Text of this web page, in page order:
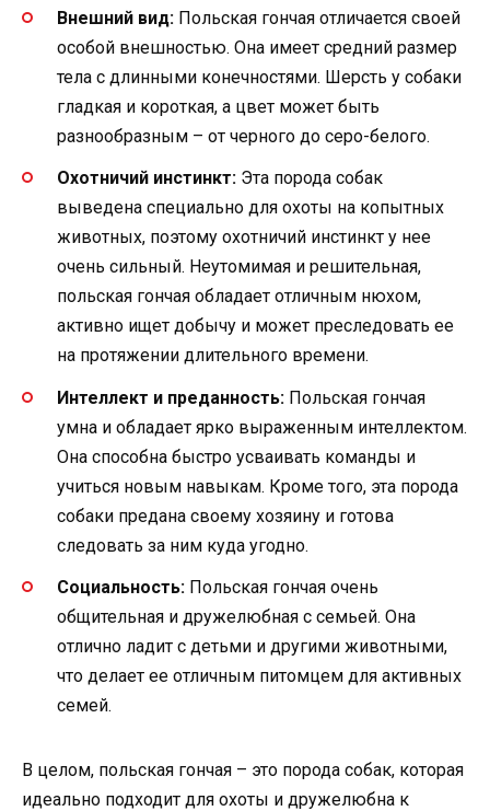
Внешний вид: Польская гончая отличается своей
особой внешностью. Она имеет средний размер
тела с длинными конечностями. Шерсть у собаки
гладкая и короткая, а цвет может быть
разнообразным – от черного до серо-белого.
Охотничий инстинкт: Эта порода собак
выведена специально для охоты на копытных
животных, поэтому охотничий инстинкт у нее
очень сильный. Неутомимая и решительная,
польская гончая обладает отличным нюхом,
активно ищет добычу и может преследовать ее
на протяжении длительного времени.
Интеллект и преданность: Польская гончая
умна и обладает ярко выраженным интеллектом.
Она способна быстро усваивать команды и
учиться новым навыкам. Кроме того, эта порода
собаки предана своему хозяину и готова
следовать за ним куда угодно.
Социальность: Польская гончая очень
общительная и дружелюбная с семьей. Она
отлично ладит с детьми и другими животными,
что делает ее отличным питомцем для активных
семей.
В целом, польская гончая – это порода собак, которая
идеально подходит для охоты и дружелюбна к